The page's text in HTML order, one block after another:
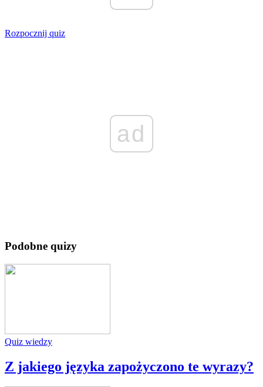
Rozpocznij quiz
ad
Podobne quizy
Quiz wiedzy
Z jakiego języka zapożyczono te wyrazy?